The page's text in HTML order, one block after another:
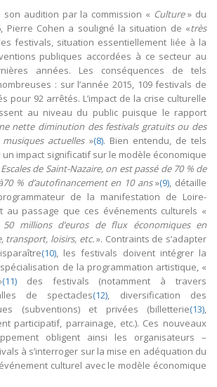
audition par la commission « Culture» du
Pierre Cohen a souligné la situation de «très
festivals, situation essentiellement liée à la
publiques accordées à ce secteur au
années. Les conséquences de tels
: sur l’année 2015, 109 festivals de
pour 92 arrêtés. L’impact de la crise culturelle
au niveau du public puisque le rapport
nette diminution des festivals gratuits ou des
actuelles»(8). Bien entendu, de tels
impact significatif sur le modèle économique
de Saint-Nazaire, on est passé de 70 % de
% d’autofinancement en 10 ans»(9), détaille
de la manifestation de Loire-
au passage que ces événements culturels «
50 millions d’euros de flux économiques en
transport, loisirs, etc.». Contraints de s’adapter
(10), les festivals doivent intégrer la
de la programmation artistique, «
(11)des festivals (notamment à travers
de spectacles(12), diversification des
(subventions) et privées (billetterie(13),
participatif, parrainage, etc.). Ces nouveaux
obligent ainsi les organisateurs –
à s’interroger sur la mise en adéquation du
culturel avec le modèle économique